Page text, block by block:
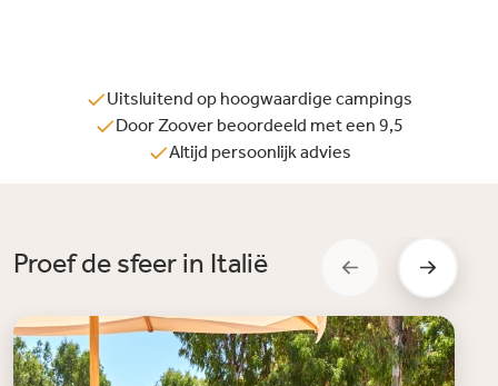
Uitsluitend op hoogwaardige campings
Door Zoover beoordeeld met een 9,5
Altijd persoonlijk advies
Proef de sfeer in Italië